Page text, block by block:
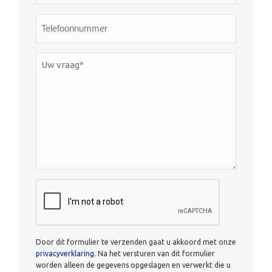
*
Uw
Door dit formulier te verzenden gaat u akkoord met onze
privacyverklaring. Na het versturen van dit formulier
worden alleen de gegevens opgeslagen en verwerkt die u